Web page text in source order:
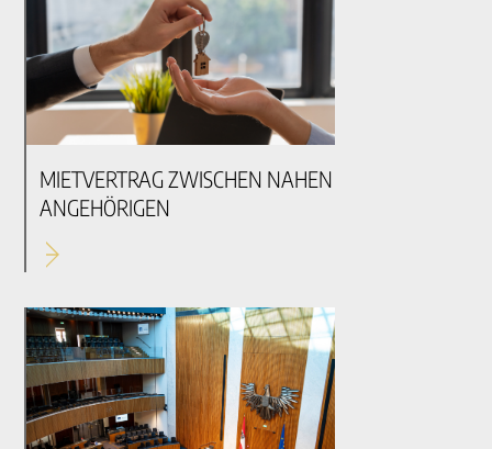
MIETVERTRAG ZWISCHEN NAHEN
ANGEHÖRIGEN